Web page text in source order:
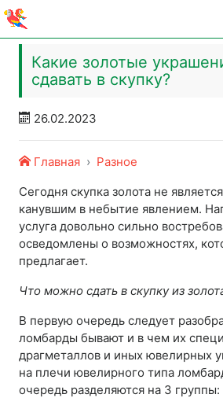
Какие золотые
сдавать в скупку?
26.02.2023
Главная
Разное
Сегодня скупка золота не
канувшим в небытие явлением.
услуга довольно сильно
осведомлены о возможностях,
предлагает.
Что можно сдать в скупку из
В первую очередь следует
ломбарды бывают и в чем их
драгметаллов и иных ювелирных
на плечи ювелирного типа
очередь разделяются на 3 группы: